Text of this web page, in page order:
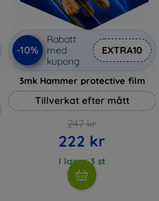
-10%
Rabatt
med
kupong
EXTRA10
3mk Hammer protective film
Tillverkat efter mått
247 kr
222 kr
I lager 3 st